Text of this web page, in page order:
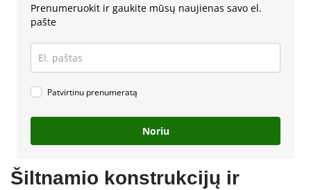
Prenumeruokit ir gaukite mūsų naujienas savo el.
pašte
Patvirtinu prenumeratą
Noriu
Šiltnamio konstrukcijų ir